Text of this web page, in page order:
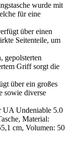
wurde mit
für eine
über einen
Seitenteile, um
gepolsterten
Griff sorgt die
über ein großes
sowie diverse
UA Undeniable 5.0
Material:
cm, Volumen: 50